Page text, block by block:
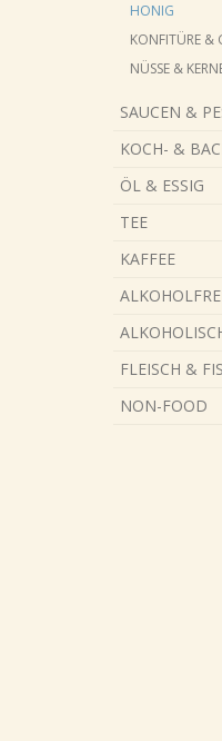
HONIG
KONFITÜRE &
NÜSSE &
SAUCEN &
KOCH- &
ÖL & ESSIG
TEE
KAFFEE
FLEISCH &
NON-FOOD